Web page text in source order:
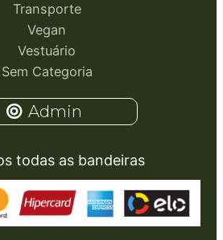
Transporte
Vegan
Vestuário
Sem Categoria
Admin
todas as bandeiras